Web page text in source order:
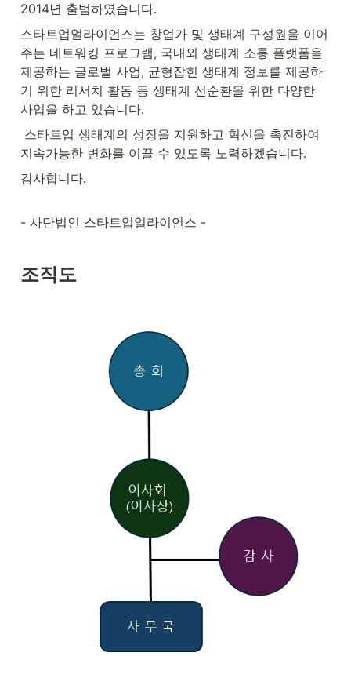
2014년 출범하였습니다.
스타트업얼라이언스는 창업가 및 생태계 구성원을 이어
주는 네트워킹 프로그램, 국내외 생태계 소통 플랫폼을
제공하는 글로벌 사업, 균형잡힌 생태계 정보를 제공하
기 위한 리서치 활동 등 생태계 선순환을 위한 다양한
사업을 하고 있습니다.
지속가능한 변화를 이끌 수 있도록 노력하겠습니다.
감사합니다.
- 사단법인 스타트업얼라이언스 -
조직도